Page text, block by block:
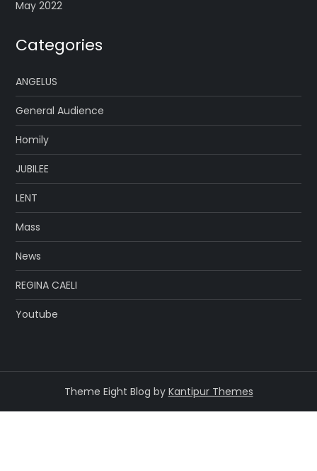
May 2022
Categories
ANGELUS
General Audience
Homily
JUBILEE
LENT
Mass
News
REGINA CAELI
Youtube
Theme Eight Blog by Kantipur Themes